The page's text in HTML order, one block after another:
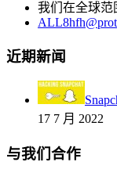
我们在全球范
近期新闻
17 7 月 2022
与我们合作